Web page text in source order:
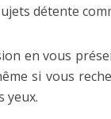
détente
en vous
si vous
yeux.